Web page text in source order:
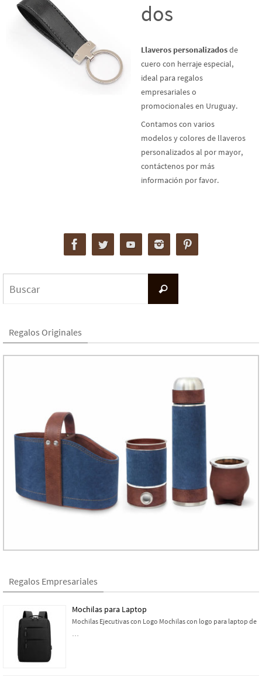
dos
Llaveros personalizadosde
cuero con herraje especial,
ideal para regalos
empresariales o
promocionales en Uruguay.
Contamos con varios
modelos y colores de llaveros
personalizados al por mayor,
contáctenos por más
información por favor.
Buscar
Regalos Originales
Regalos Empresariales
Mochilas para Laptop
Mochilas Ejecutivas con Logo Mochilas con logo para laptop de
…